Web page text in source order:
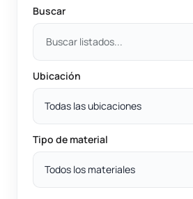
Buscar
Ubicación
Todas las ubicaciones
Tipo de material
Todos los materiales